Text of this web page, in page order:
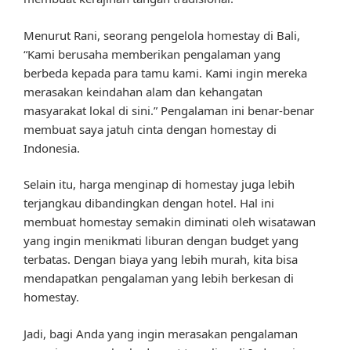
Menurut Rani, seorang pengelola homestay di Bali,
“Kami berusaha memberikan pengalaman yang
berbeda kepada para tamu kami. Kami ingin mereka
merasakan keindahan alam dan kehangatan
masyarakat lokal di sini.” Pengalaman ini benar-benar
membuat saya jatuh cinta dengan homestay di
Indonesia.
Selain itu, harga menginap di homestay juga lebih
terjangkau dibandingkan dengan hotel. Hal ini
membuat homestay semakin diminati oleh wisatawan
yang ingin menikmati liburan dengan budget yang
terbatas. Dengan biaya yang lebih murah, kita bisa
mendapatkan pengalaman yang lebih berkesan di
homestay.
Jadi, bagi Anda yang ingin merasakan pengalaman